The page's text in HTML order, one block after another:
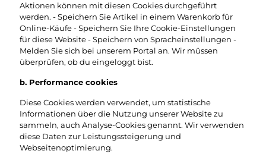
Aktionen können mit diesen Cookies durchgeführt
werden. - Speichern Sie Artikel in einem Warenkorb für
Online-Käufe - Speichern Sie Ihre Cookie-Einstellungen
für diese Website - Speichern von Spracheinstellungen -
Melden Sie sich bei unserem Portal an. Wir müssen
überprüfen, ob du eingeloggt bist.
b. Performance cookies
Diese Cookies werden verwendet, um statistische
Informationen über die Nutzung unserer Website zu
sammeln, auch Analyse-Cookies genannt. Wir verwenden
diese Daten zur Leistungssteigerung und
Webseitenoptimierung.